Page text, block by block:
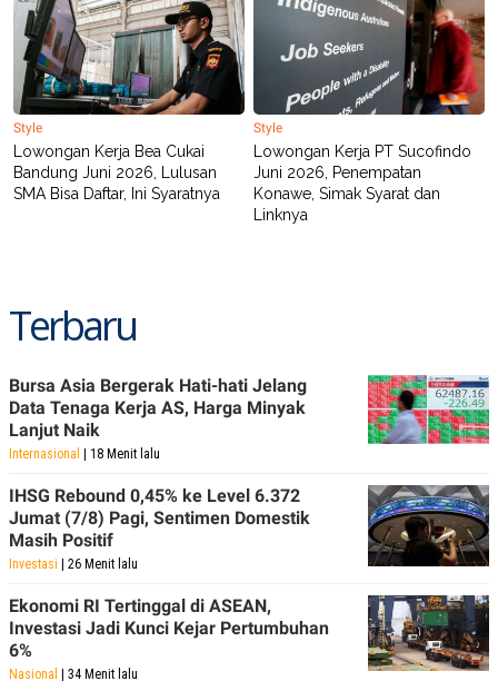
Style
Lowongan Kerja Bea Cukai
Bandung Juni 2026, Lulusan
SMA Bisa Daftar, Ini Syaratnya
Style
Lowongan Kerja PT Sucofindo
Juni 2026, Penempatan
Konawe, Simak Syarat dan
Linknya
Terbaru
Bursa Asia Bergerak Hati-hati Jelang
Data Tenaga Kerja AS, Harga Minyak
Lanjut Naik
Internasional | 18 Menit lalu
IHSG Rebound 0,45% ke Level 6.372
Jumat (7/8) Pagi, Sentimen Domestik
Masih Positif
Investasi | 26 Menit lalu
Ekonomi RI Tertinggal di ASEAN,
Investasi Jadi Kunci Kejar Pertumbuhan
6%
Nasional | 34 Menit lalu